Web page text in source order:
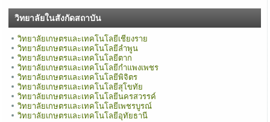
วิทยาลัยในสังกัดสถาบัน
วิทยาลัยเกษตรและเทคโนโลยีเชียงราย
วิทยาลัยเกษตรและเทคโนโลยีลำพูน
วิทยาลัยเกษตรและเทคโนโลยีตาก
วิทยาลัยเกษตรและเทคโนโลยีกำแพงเพชร
วิทยาลัยเกษตรและเทคโนโลยีพิจิตร
วิทยาลัยเกษตรและเทคโนโลยีสุโขทัย
วิทยาลัยเกษตรและเทคโนโลยีนครสวรรค์
วิทยาลัยเกษตรและเทคโนโลยีเพชรบูรณ์
วิทยาลัยเกษตรและเทคโนโลยีอุทัยธานี